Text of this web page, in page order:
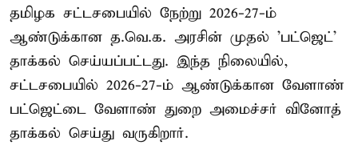
தமிழக சட்டசபையில் நேற்று 2026-27-ம்
ஆண்டுக்கான த.வெ.க. அரசின் முதல் 'பட்ஜெட்'
தாக்கல் செய்யப்பட்டது. இந்த நிலையில்,
சட்டசபையில் 2026-27-ம் ஆண்டுக்கான வேளாண்
பட்ஜெட்டை வேளாண் துறை அமைச்சர் வினோத்
தாக்கல் செய்து வருகிறார்.